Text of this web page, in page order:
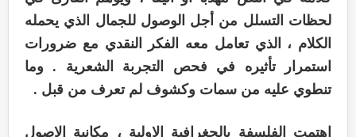
لحظات التسلل من أجل الوصول للجمال الذي يحمله
الكلام ، الذي تعامل معه الفكر النقدي مع ضرورات
استمرار تأثيره في فحص التجربة الشعرية . وما
تنطوي عليه من سمات وكشوف لم تعرف من قبل .
اهتمت الفلسفة بالجغرافية الاولية ، مكانية الاصول